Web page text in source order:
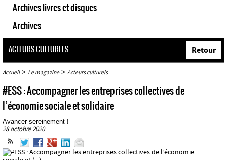
Archives livres et disques
Archives
ACTEURS CULTURELS
Accueil> Le magazine> Acteurs culturels
Retour
#ESS : Accompagner les entreprises collectives de
l’économie sociale et solidaire
Avancer sereinement !
28 octobre 2020